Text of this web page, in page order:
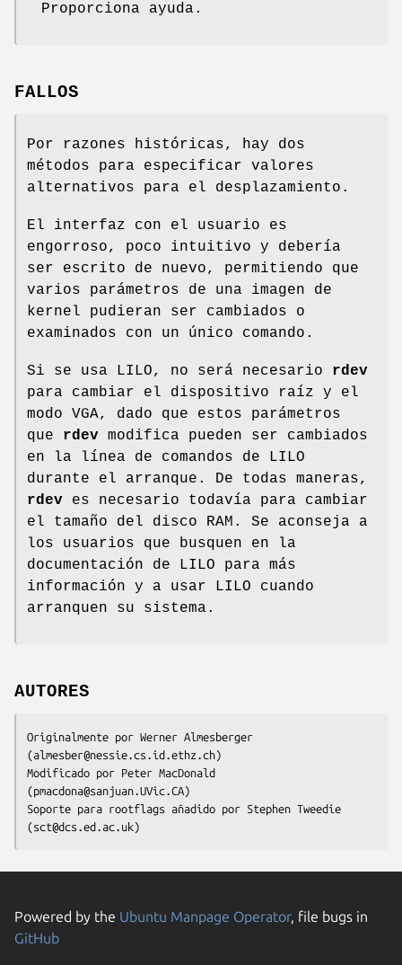
Proporciona ayuda.
FALLOS
Por razones históricas, hay dos
métodos para especificar valores
alternativos para el desplazamiento.
El interfaz con el usuario es
engorroso, poco intuitivo y debería
ser escrito de nuevo, permitiendo que
varios parámetros de una imagen de
kernel pudieran ser cambiados o
examinados con un único comando.
Si se usa LILO, no será necesario rdev
para cambiar el dispositivo raíz y el
modo VGA, dado que estos parámetros
que rdev modifica pueden ser cambiados
en la línea de comandos de LILO
durante el arranque. De todas maneras,
rdev es necesario todavía para cambiar
el tamaño del disco RAM. Se aconseja a
los usuarios que busquen en la
documentación de LILO para más
información y a usar LILO cuando
arranquen su sistema.
AUTORES
Originalmente por Werner Almesberger
(almesber@nessie.cs.id.ethz.ch)
Modificado por Peter MacDonald
(pmacdona@sanjuan.UVic.CA)
Soporte para rootflags añadido por Stephen Tweedie
(sct@dcs.ed.ac.uk)
Powered by the Ubuntu Manpage Operator, file bugs in
GitHub